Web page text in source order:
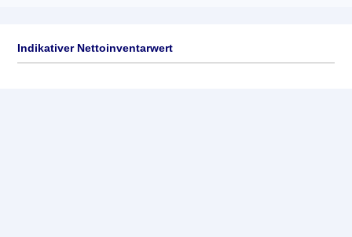
Indikativer Nettoinventarwert